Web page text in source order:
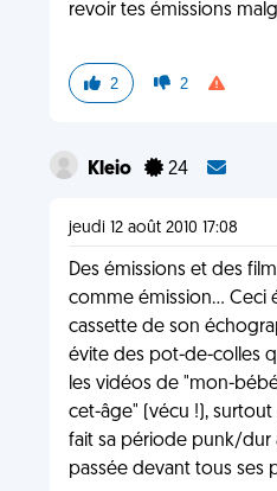
revoir tes émissions
2 2
Kleio 24
jeudi 12 août 2010 17:08
Des émissions et des
comme émission... Ceci
cassette de son
évite des pot-de-colles
les vidéos de "mon-
cet-âge" (vécu !),
fait sa période punk/dur
passée devant tous ses